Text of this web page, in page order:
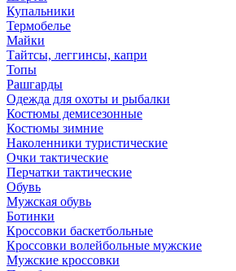
Купальники
Термобелье
Майки
Тайтсы, леггинсы, капри
Топы
Рашгарды
Одежда для охоты и рыбалки
Костюмы демисезонные
Костюмы зимние
Наколенники туристические
Очки тактические
Перчатки тактические
Обувь
Мужская обувь
Ботинки
Кроссовки баскетбольные
Кроссовки волейбольные мужские
Мужские кроссовки